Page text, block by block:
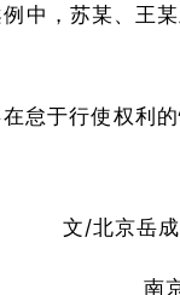
中，苏某、王
怠于行使权利
文/北京岳
南